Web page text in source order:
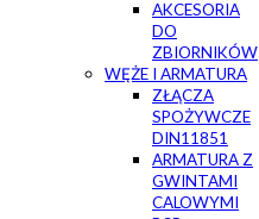
AKCESORIA
DO
ZBIORNIKÓW
WĘŻE I ARMATURA
ZŁĄCZA
SPOŻYWCZE
DIN11851
ARMATURA Z
GWINTAMI
CALOWYMI